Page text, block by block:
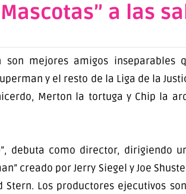
a las
mejores amigos inseparables
y el resto de la Liga de la
Merton la tortuga y Chip la
debuta como director, dirigiendo
creado por Jerry Siegel y Joe
Los productores ejecutivos